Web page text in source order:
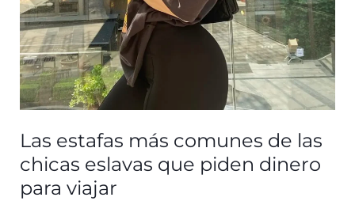
Las estafas más comunes de las
chicas eslavas que piden dinero
para viajar